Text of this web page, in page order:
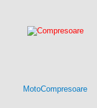
MotoCompresoare